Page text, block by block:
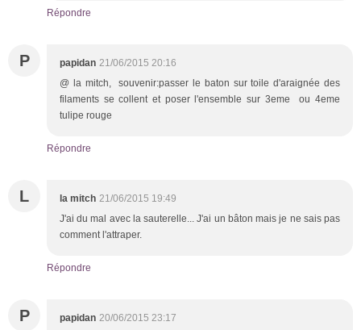
Répondre
P papidan 21/06/2015 20:16
@ la mitch, souvenir:passer le baton sur toile d'araignée des
filaments se collent et poser l'ensemble sur 3eme ou 4eme
tulipe rouge
Répondre
L la mitch 21/06/2015 19:49
J'ai du mal avec la sauterelle... J'ai un bâton mais je ne sais pas
comment l'attraper.
Répondre
P papidan 20/06/2015 23:17